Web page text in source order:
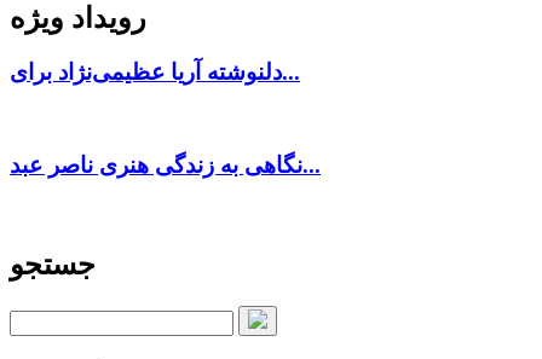
رویداد ویژه
دلنوشته آریا عظیمی‌نژاد برای...
نگاهی به زندگی هنری ناصر عبد...
جستجو